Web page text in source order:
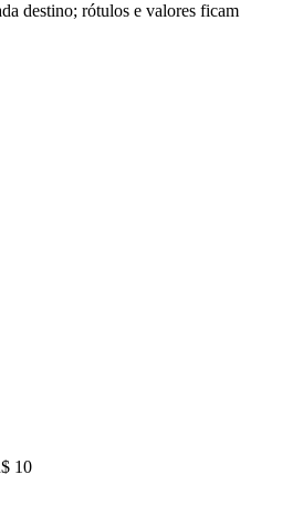
destino; rótulos e valores ficam
10